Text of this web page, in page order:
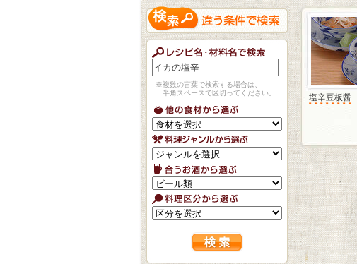
※複数の言葉で検索する場合は、
半角スペースで区切ってください。
塩辛豆板醤